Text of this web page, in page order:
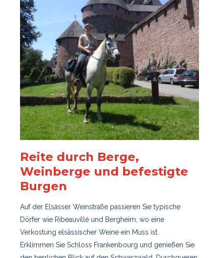
Reite durch Berge,
Weinberge und befestigte
Burgen
Auf der Elsässer Weinstraße passieren Sie typische
Dörfer wie Ribeauvillé und Bergheim, wo eine
Verkostung elsässischer Weine ein Muss ist.
Erklimmen Sie Schloss Frankenbourg und genießen Sie